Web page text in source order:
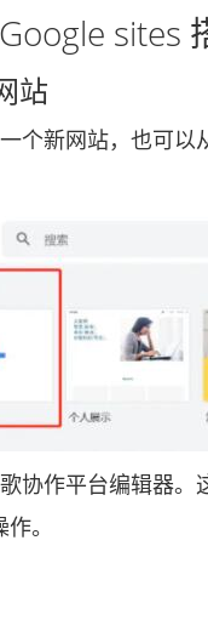
sites
站
新网站，也可以
作平台编辑器。
。